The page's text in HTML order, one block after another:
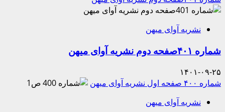
نشریه آوای میهن
شماره ۴۰۱صفحه دوم نشریه آوای میهن
۱۴۰۱-۰۹-۲۵
شماره ۴۰۰ صفحه اول نشریه آوای میهن
نشریه آوای میهن